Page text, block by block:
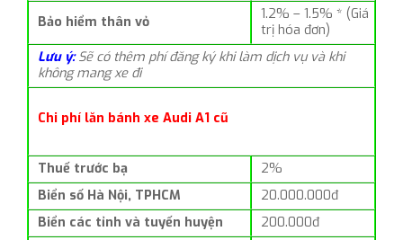
Bảo hiểm thân vỏ
1.2% – 1.5% * (Giá
trị hóa đơn)
Lưu ý: Sẽ có thêm phí đăng ký khi làm dịch vụ và khi
không mang xe đi
Chi phí lăn bánh xe Audi A1 cũ
Thuế trước bạ
2%
Biển số Hà Nội, TPHCM
20.000.000đ
Biển các tỉnh và tuyến huyện
200.000đ